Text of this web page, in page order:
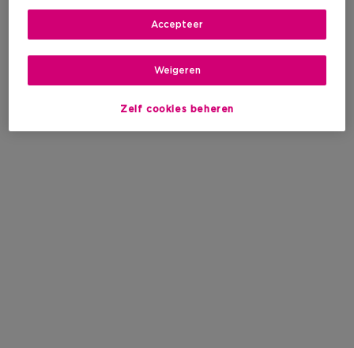
Zelf cookies beheren
Weigeren
Accepteer